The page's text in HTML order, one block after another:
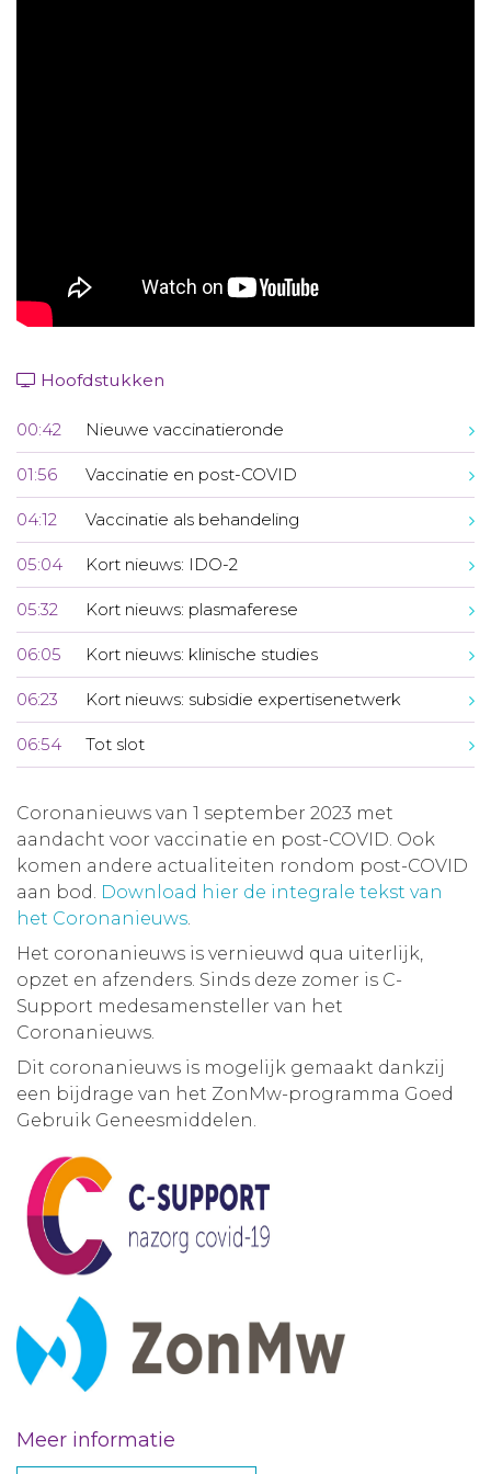
Hoofdstukken
00:42 Nieuwe vaccinatieronde
01:56 Vaccinatie en post-COVID
04:12 Vaccinatie als behandeling
05:04 Kort nieuws: IDO-2
05:32 Kort nieuws: plasmaferese
06:05 Kort nieuws: klinische studies
06:23 Kort nieuws: subsidie expertisenetwerk
06:54 Tot slot
Coronanieuws van 1 september 2023 met
aandacht voor vaccinatie en post-COVID. Ook
komen andere actualiteiten rondom post-COVID
aan bod. Download hier de integrale tekst van
het Coronanieuws.
Het coronanieuws is vernieuwd qua uiterlijk,
opzet en afzenders. Sinds deze zomer is C-
Support medesamensteller van het
Coronanieuws.
Dit coronanieuws is mogelijk gemaakt dankzij
een bijdrage van het ZonMw-programma Goed
Gebruik Geneesmiddelen.
Meer informatie